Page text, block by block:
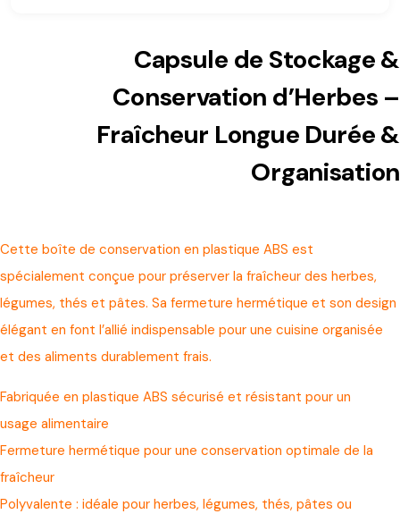
Capsule de Stockage &
Conservation d’Herbes –
Fraîcheur Longue Durée &
Organisation
Cette boîte de conservation en plastique ABS est
spécialement conçue pour préserver la fraîcheur des herbes,
légumes, thés et pâtes. Sa fermeture hermétique et son design
élégant en font l’allié indispensable pour une cuisine organisée
et des aliments durablement frais.
Fabriquée en plastique ABS sécurisé et résistant pour un
usage alimentaire
Fermeture hermétique pour une conservation optimale de la
fraîcheur
Polyvalente : idéale pour herbes, légumes, thés, pâtes ou